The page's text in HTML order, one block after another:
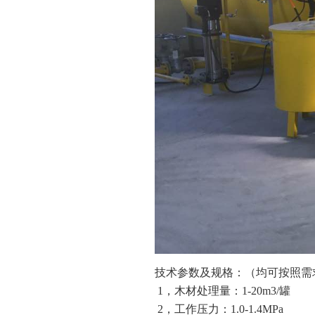
技术参数及规格：（均可按照需
1，木材处理量：1-20m3/罐
2，工作压力：1.0-1.4MPa